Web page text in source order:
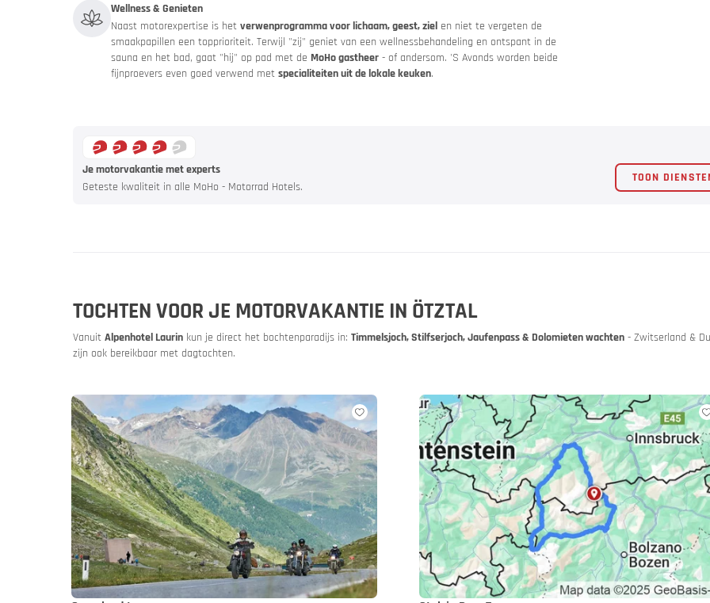
Rijd rustig en voorzichtig!
Wellness & Genieten
Naast motorexpertise is het verwenprogramma voor lichaam, geest, ziel en niet te vergeten de
smaakpapillen een topprioriteit. Terwijl "zij" geniet van een wellnessbehandeling en ontspant in de
sauna en het bad, gaat "hij" op pad met de MoHo gastheer - of andersom. 'S Avonds worden beide
fijnproevers even goed verwend met specialiteiten uit de lokale keuken.
Je motorvakantie met experts
Geteste kwaliteit in alle MoHo - Motorrad Hotels.
TOON
TOCHTEN VOOR JE MOTORVAKANTIE IN ÖTZTAL
Vanuit Alpenhotel Laurin kun je direct het bochtenparadijs in: Timmelsjoch, Stilfserjoch, Jaufenpass & Dolomieten wachten - Zwitserland &
zijn ook bereikbaar met dagtochten.